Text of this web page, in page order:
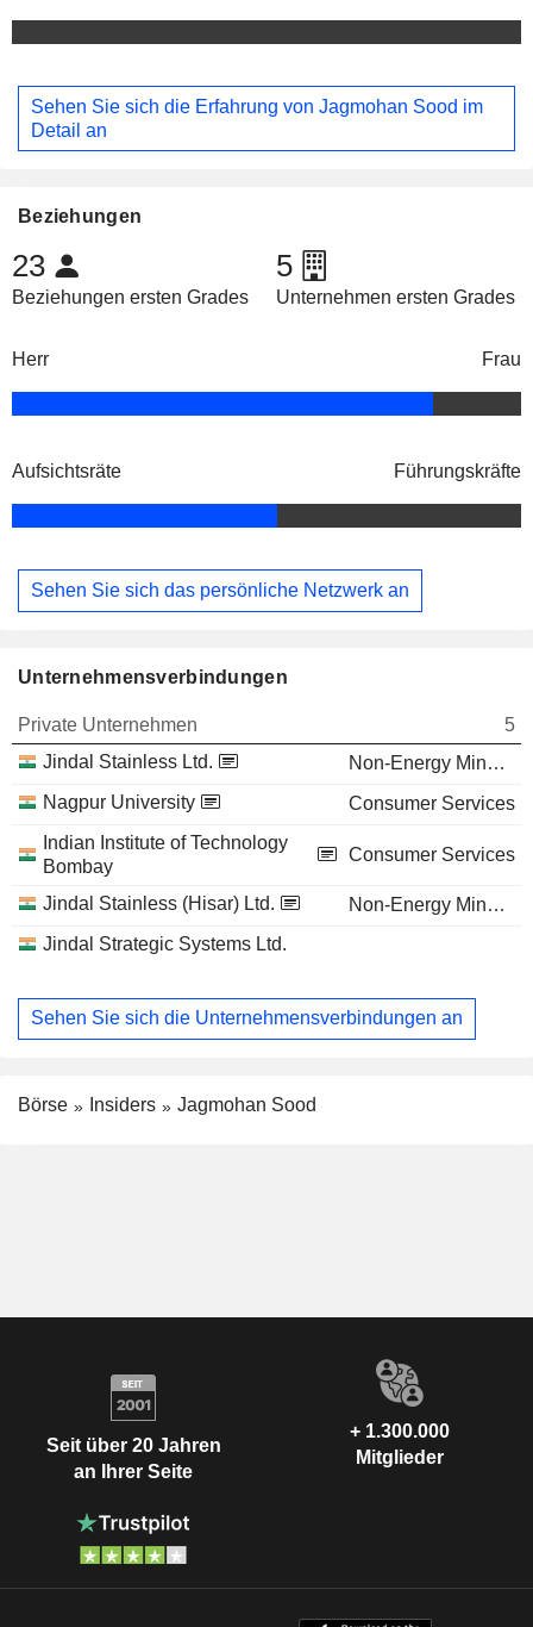
Sehen Sie sich die Erfahrung von Jagmohan Sood im
Detail an
Beziehungen
23
Beziehungen ersten Grades
5
Unternehmen ersten Grades
Herr Frau
Aufsichtsräte Führungskräfte
Sehen Sie sich das persönliche Netzwerk an
Unternehmensverbindungen
Private Unternehmen
5
Jindal Stainless Ltd.
Non-Energy Minerals
Nagpur University
Consumer Services
Indian Institute of Technology
Bombay
Consumer Services
Jindal Stainless (Hisar) Ltd.
Non-Energy Minerals
Jindal Strategic Systems Ltd.
Sehen Sie sich die Unternehmensverbindungen an
Börse Insiders Jagmohan Sood
Seit über 20 Jahren
an Ihrer Seite
+ 1.300.000
Mitglieder